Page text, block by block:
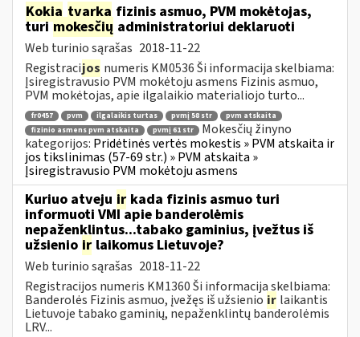
Kokia tvarka fizinis asmuo, PVM mokėtojas,
turimokesčių administratoriui deklaruoti
Web turinio sąrašas 2018-11-22
Registracijos numeris KM0536 Ši informacija skelbiama:
Įsiregistravusio PVM mokėtoju asmens Fizinis asmuo,
PVM mokėtojas, apie ilgalaikio materialiojo turto...
fr0457 pvm ilgalaikis turtas pvmį 58 str
pvm atskaita
fizinio asmens pvm atskaita
pvmį 61 str
Mokesčių žinyno
kategorijos: Pridėtinės vertės mokestis » PVM atskaita ir
jos tikslinimas (57-69 str.) » PVM atskaita »
Įsiregistravusio PVM mokėtoju asmens
Kuriuo atveju ir kada fizinis asmuo turi
informuoti VMI apie banderolėmis
nepaženklintus...tabako gaminius, įvežtus iš
užsienio ir laikomus Lietuvoje?
Web turinio sąrašas 2018-11-22
Registracijos numeris KM1360 Ši informacija skelbiama:
Banderolės Fizinis asmuo, įvežęs iš užsienio ir laikantis
Lietuvoje tabako gaminių, nepaženklintų banderolėmis
LRV...